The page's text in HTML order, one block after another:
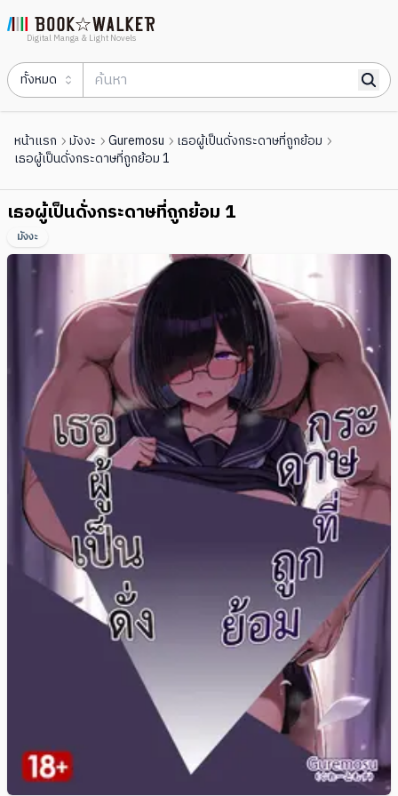
Digital Manga & Light Novels
ทั้งหมด
หน้าแรก มังงะ Guremosu
เธอผู้เป็นดั่งกระดาษที่ถูกย้อม
เธอผู้เป็นดั่งกระดาษที่ถูกย้อม 1
เธอผู้เป็นดั่งกระดาษที่ถูกย้อม 1
มังงะ